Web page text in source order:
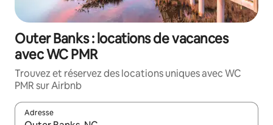
Outer Banks : locations de vacances
avec WC PMR
Trouvez et réservez des locations uniques avec WC
PMR sur Airbnb
Adresse